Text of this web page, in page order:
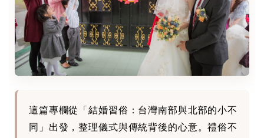
這篇專欄從「結婚習俗：台灣南部與北部的小不
同」出發，整理儀式與傳統背後的心意。禮俗不